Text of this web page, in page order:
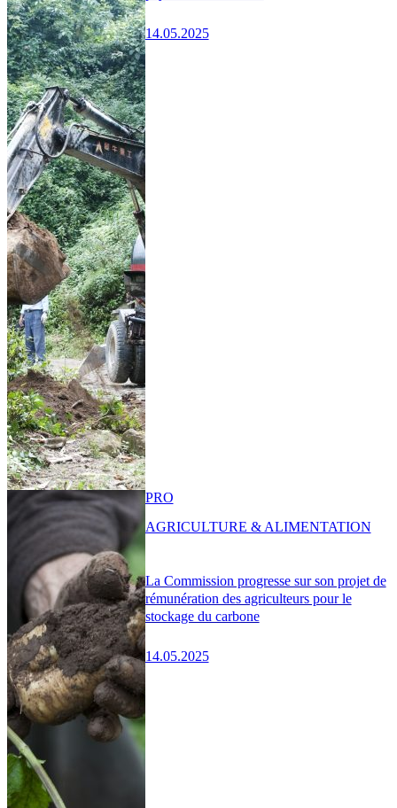
14.05.2025
La Commission progresse sur son projet de
rémunération des agriculteurs pour le
stockage du carbone
14.05.2025
PRO
AGRICULTURE & ALIMENTATION